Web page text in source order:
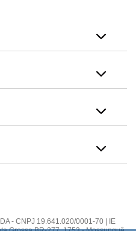
- CNPJ 19.641.020/0001-70 | IE